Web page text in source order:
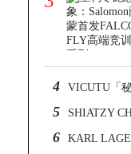
4 VICUTU「
都市与山野的
5 SHIATZY
列
6 KARL